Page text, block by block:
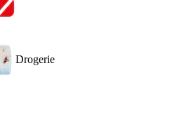
Drogerie